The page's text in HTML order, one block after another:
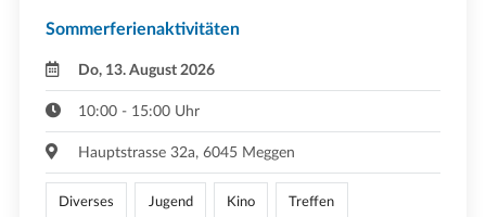
Sommerferienaktivitäten
Do, 13. August 2026
10:00 - 15:00 Uhr
Hauptstrasse 32a, 6045 Meggen
Diverses Jugend Kino Treffen